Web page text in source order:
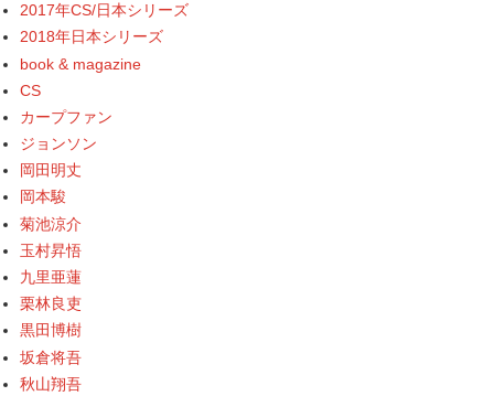
2017年CS/日本シリーズ
2018年日本シリーズ
book & magazine
CS
カープファン
ジョンソン
岡田明丈
岡本駿
菊池涼介
玉村昇悟
九里亜蓮
栗林良吏
黒田博樹
坂倉将吾
秋山翔吾